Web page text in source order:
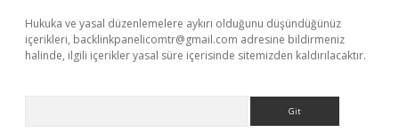
Hukuka ve yasal düzenlemelere aykırı olduğunu düşündüğünüz
içerikleri, backlinkpanelicomtr@gmail.com adresine bildirmeniz
halinde, ilgili içerikler yasal süre içerisinde sitemizden kaldırılacaktır.